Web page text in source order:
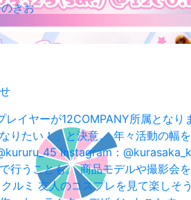
きお
レイヤーが12COMPANY所属とな
りたい！」と決意。 年々活動の幅
Instagram：
行うことも。 商品モデルや撮影
ミ 友人のコスプレを見て楽しそ